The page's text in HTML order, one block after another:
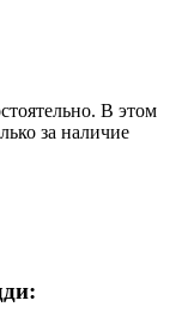
В этом
за наличие